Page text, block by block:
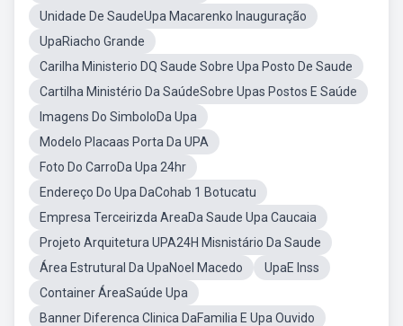
Unidade De SaudeUpa Macarenko Inauguração
UpaRiacho Grande
Carilha Ministerio DQ Saude Sobre Upa Posto De Saude
Cartilha Ministério Da SaúdeSobre Upas Postos E Saúde
Imagens Do SimboloDa Upa
Modelo Placaas Porta Da UPA
Foto Do CarroDa Upa 24hr
Endereço Do Upa DaCohab 1 Botucatu
Empresa Terceirizda AreaDa Saude Upa Caucaia
Projeto Arquitetura UPA24H Misnistário Da Saude
Área Estrutural Da UpaNoel Macedo
UpaE Inss
Container ÁreaSaúde Upa
Banner Diferenca Clinica DaFamilia E Upa Ouvido